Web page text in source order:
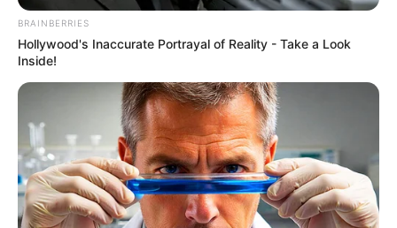
Berita Update Alutsista,Roket | 9 Comments
BRAINBERRIES
Hollywood's Inaccurate Portrayal of Reality - Take a Look
Inside!